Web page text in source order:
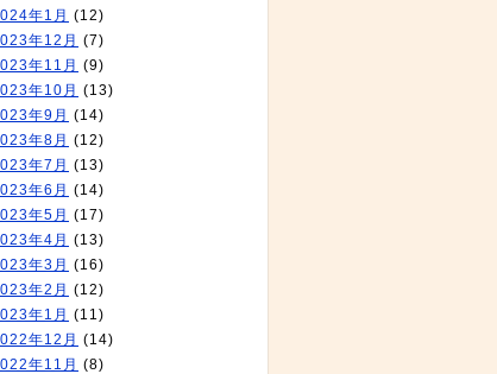
年1月 (12)
年12月 (7)
年11月 (9)
年10月 (13)
年9月 (14)
年8月 (12)
年7月 (13)
年6月 (14)
年5月 (17)
年4月 (13)
年3月 (16)
年2月 (12)
年1月 (11)
年12月 (14)
年11月 (8)